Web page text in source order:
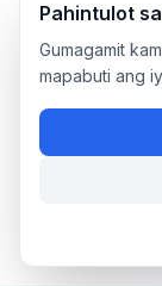
Pahintulot
Gumagamit
mapabuti ang